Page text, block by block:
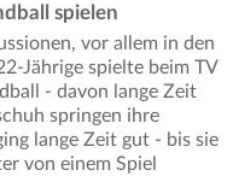
spielen
vor allem in den
Jährige spielte beim TV
- davon lange Zeit
springen ihre
lange Zeit gut - bis sie
von einem Spiel